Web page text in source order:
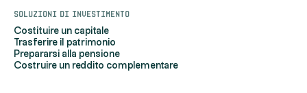
Soluzioni di investimento
Costituire un capitale
Trasferire il patrimonio
Prepararsi alla pensione
Costruire un reddito complementare